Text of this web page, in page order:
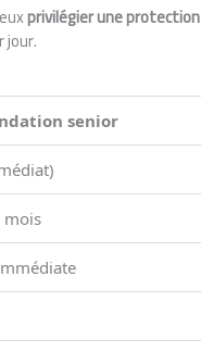
privilégier une protection
jour.
senior
mois